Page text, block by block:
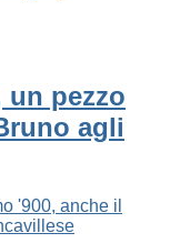
un pezzo
agli
'900, anche il